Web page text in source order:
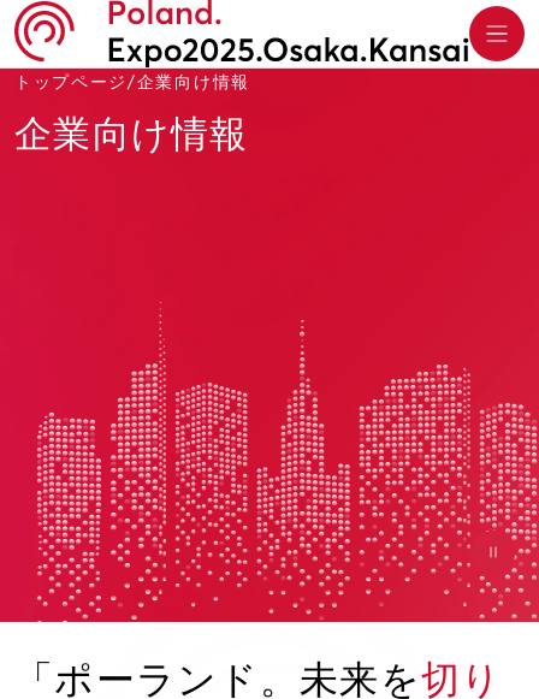
トップページ/企業向け情報
企業向け情報
「ポーランド。未来を切り